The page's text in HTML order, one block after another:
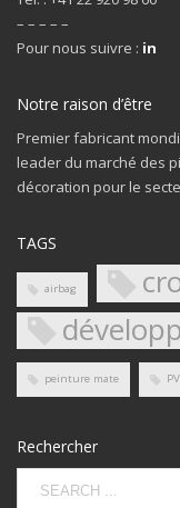
– – – – –
Pour nous suivre : in
Notre raison d’être
Premier fabricant
leader du marché des
décoration pour le
TAGS
airbag
peinture mate
Rechercher